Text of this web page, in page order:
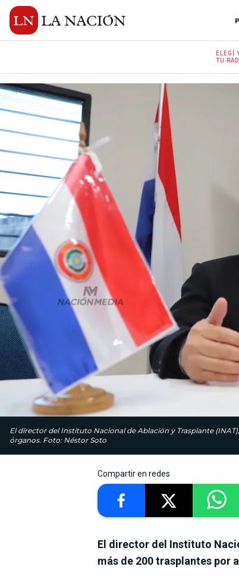
ELEGÍ
TU
El director del Instituto Nacional de Ablación y Trasplante
órganos. Foto: Néstor Soto
Compartir en redes
El director del Instituto
más de 200 trasplantes por